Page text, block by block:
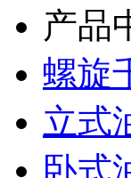
产品
螺旋
立式
卧式